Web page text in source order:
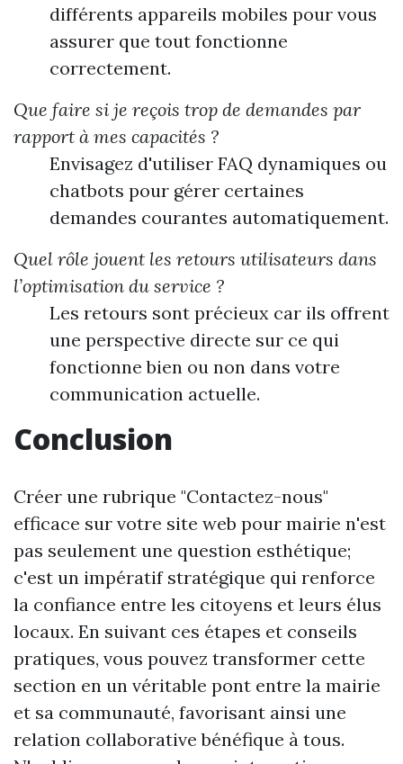
différents appareils mobiles pour vous
assurer que tout fonctionne
correctement.
Que faire si je reçois trop de demandes par
rapport à mes capacités ?
Envisagez d'utiliser FAQ dynamiques ou
chatbots pour gérer certaines
demandes courantes automatiquement.
Quel rôle jouent les retours utilisateurs dans
l’optimisation du service ?
Les retours sont précieux car ils offrent
une perspective directe sur ce qui
fonctionne bien ou non dans votre
communication actuelle.
Conclusion
Créer une rubrique "Contactez-nous"
efficace sur votre site web pour mairie n'est
pas seulement une question esthétique;
c'est un impératif stratégique qui renforce
la confiance entre les citoyens et leurs élus
locaux. En suivant ces étapes et conseils
pratiques, vous pouvez transformer cette
section en un véritable pont entre la mairie
et sa communauté, favorisant ainsi une
relation collaborative bénéfique à tous.